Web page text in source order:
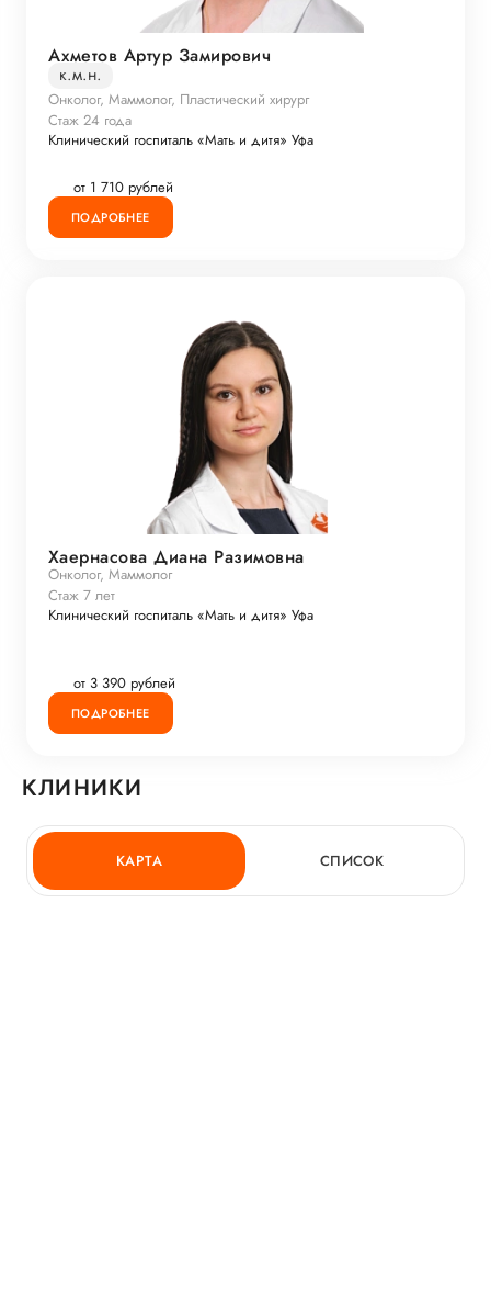
Ахметов Артур Замирович
к.м.н.
Онколог, Маммолог, Пластический хирург
Стаж 24 года
Клинический госпиталь «Мать и дитя» Уфа
от 1 710 рублей
ПОДРОБНЕЕ
Хаернасова Диана Разимовна
Онколог, Маммолог
Стаж 7 лет
Клинический госпиталь «Мать и дитя» Уфа
от 3 390 рублей
ПОДРОБНЕЕ
КЛИНИКИ
КАРТА СПИСОК